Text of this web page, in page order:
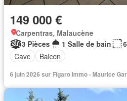
149 000 €
Carpentras, Malaucène
3 Pièces
1 Salle de bain
Cave
Balcon
6 juin 2026 sur Figaro Immo - Maurice